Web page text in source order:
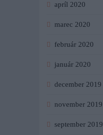
apríl 2020
marec 2020
február 2020
január 2020
december 2019
november 2019
september 2019